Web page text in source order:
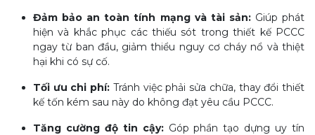
Đảm bảo an toàn tính mạng và tài sản:Giúp phát
hiện và khắc phục các thiếu sót trong thiết kế PCCC
ngay từ ban đầu, giảm thiểu nguy cơ cháy nổ và thiệt
hại khi có sự cố.
Tối ưu chi phí: Tránh việc phải sửa chữa, thay đổi thiết
kế tốn kém sau này do không đạt yêu cầu PCCC.
Tăng cường độ tin cậy:Góp phần tạo dựng uy tín